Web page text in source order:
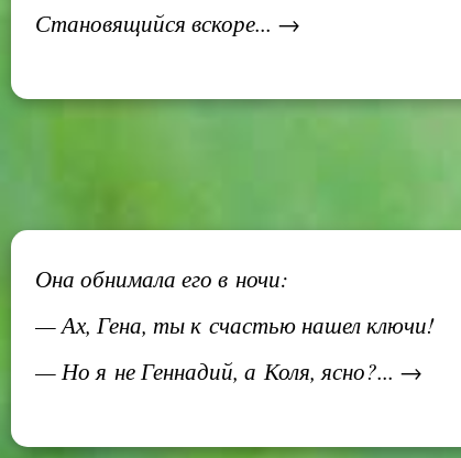
Становящийся вскоре... →
Она обнимала его в ночи:
— Ах, Гена, ты к счастью нашел ключи!
— Но я не Геннадий, а Коля, ясно?... →